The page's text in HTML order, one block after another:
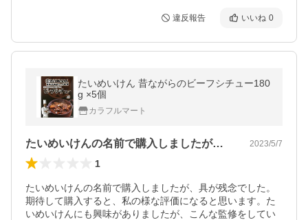
違反報告 いいね 0
たいめいけん 昔ながらのビーフシチュー180
g ×5個
カラフルマート
たいめいけんの名前で購入しましたが、具… 2023/5/7
1
たいめいけんの名前で購入しましたが、具が残念でした。
期待して購入すると、私の様な評価になると思います。た
いめいけんにも興味がありましたが、こんな監修をしてい